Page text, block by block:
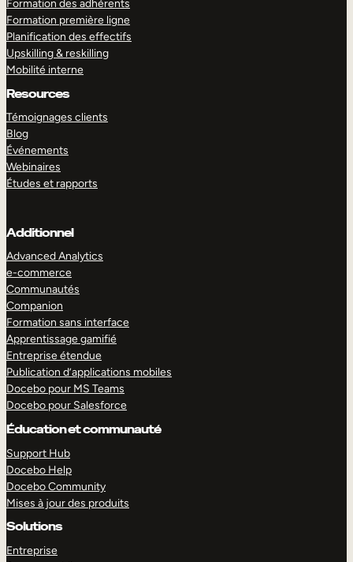
Formation des adhérents
Formation première ligne
Planification des effectifs
Upskilling & reskilling
Mobilité interne
Resources
Témoignages clients
Blog
Événements
Webinaires
Études et rapports
Additionnel
Advanced Analytics
e-commerce
Communautés
Companion
Formation sans interface
Apprentissage gamifié
Entreprise étendue
Publication d’applications mobiles
Docebo pour MS Teams
Docebo pour Salesforce
Éducation et communauté
Support Hub
Docebo Help
Docebo Community
Mises à jour des produits
Solutions
Entreprise